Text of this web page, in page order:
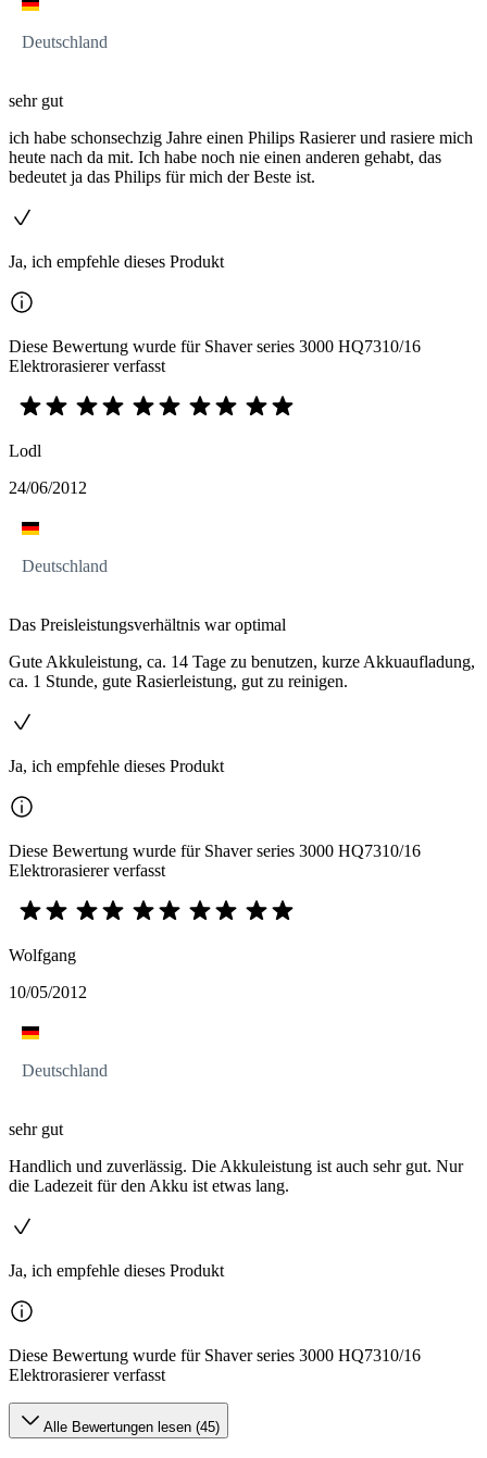
Deutschland
sehr gut
ich habe schonsechzig Jahre einen Philips Rasierer und rasiere mich
heute nach da mit. Ich habe noch nie einen anderen gehabt, das
bedeutet ja das Philips für mich der Beste ist.
Ja, ich empfehle dieses Produkt
Diese Bewertung wurde für Shaver series 3000 HQ7310/16
Elektrorasierer verfasst
Lodl
24/06/2012
Deutschland
Das Preisleistungsverhältnis war optimal
Gute Akkuleistung, ca. 14 Tage zu benutzen, kurze Akkuaufladung,
ca. 1 Stunde, gute Rasierleistung, gut zu reinigen.
Ja, ich empfehle dieses Produkt
Diese Bewertung wurde für Shaver series 3000 HQ7310/16
Elektrorasierer verfasst
Wolfgang
10/05/2012
Deutschland
sehr gut
Handlich und zuverlässig. Die Akkuleistung ist auch sehr gut. Nur
die Ladezeit für den Akku ist etwas lang.
Ja, ich empfehle dieses Produkt
Diese Bewertung wurde für Shaver series 3000 HQ7310/16
Elektrorasierer verfasst
Alle Bewertungen lesen (45)